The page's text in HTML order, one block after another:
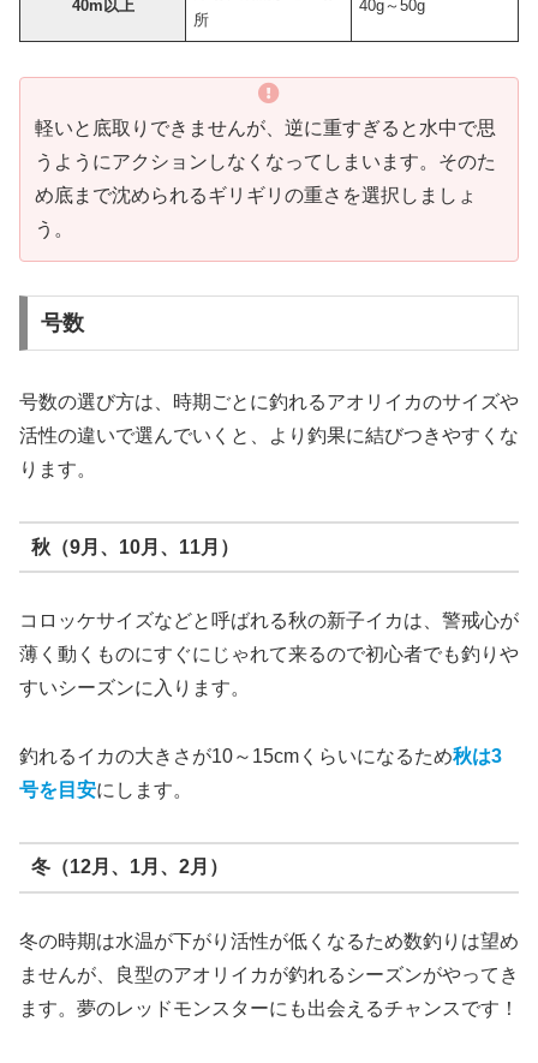
40m以上
所
40g～50g
軽いと底取りできませんが、逆に重すぎると水中で思
うようにアクションしなくなってしまいます。そのた
め底まで沈められるギリギリの重さを選択しましょ
う。
号数
号数の選び方は、時期ごとに釣れるアオリイカのサイズや
活性の違いで選んでいくと、より釣果に結びつきやすくな
ります。
秋（9月、10月、11月）
コロッケサイズなどと呼ばれる秋の新子イカは、警戒心が
薄く動くものにすぐにじゃれて来るので初心者でも釣りや
すいシーズンに入ります。
釣れるイカの大きさが10～15cmくらいになるため秋は3
号を目安にします。
冬（12月、1月、2月）
冬の時期は水温が下がり活性が低くなるため数釣りは望め
ませんが、良型のアオリイカが釣れるシーズンがやってき
ます。夢のレッドモンスターにも出会えるチャンスです！